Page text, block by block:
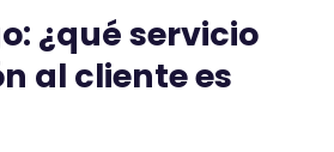
¿qué servicio
al cliente es